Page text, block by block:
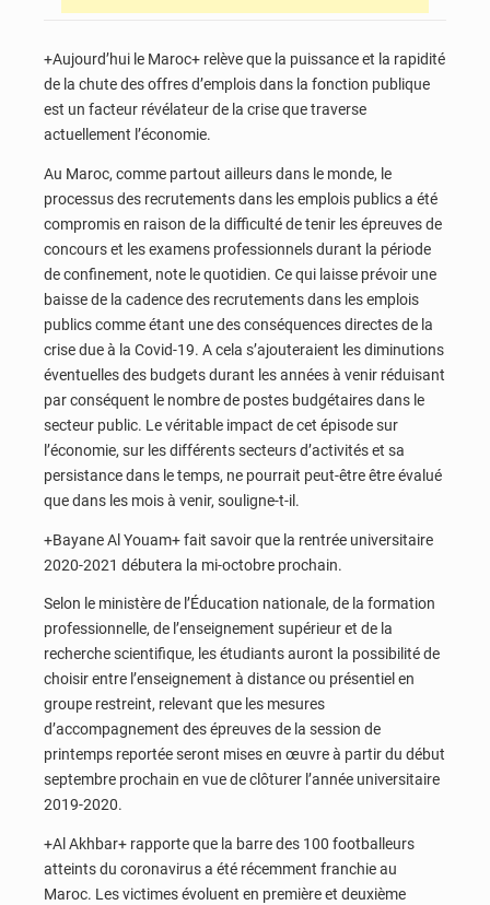
+Aujourd’hui le Maroc+ relève que la puissance et la rapidité
de la chute des offres d’emplois dans la fonction publique
est un facteur révélateur de la crise que traverse
actuellement l’économie.
Au Maroc, comme partout ailleurs dans le monde, le
processus des recrutements dans les emplois publics a été
compromis en raison de la difficulté de tenir les épreuves de
concours et les examens professionnels durant la période
de confinement, note le quotidien. Ce qui laisse prévoir une
baisse de la cadence des recrutements dans les emplois
publics comme étant une des conséquences directes de la
crise due à la Covid-19. A cela s’ajouteraient les diminutions
éventuelles des budgets durant les années à venir réduisant
par conséquent le nombre de postes budgétaires dans le
secteur public. Le véritable impact de cet épisode sur
l’économie, sur les différents secteurs d’activités et sa
persistance dans le temps, ne pourrait peut-être être évalué
que dans les mois à venir, souligne-t-il.
+Bayane Al Youam+ fait savoir que la rentrée universitaire
2020-2021 débutera la mi-octobre prochain.
Selon le ministère de l’Éducation nationale, de la formation
professionnelle, de l’enseignement supérieur et de la
recherche scientifique, les étudiants auront la possibilité de
choisir entre l’enseignement à distance ou présentiel en
groupe restreint, relevant que les mesures
d’accompagnement des épreuves de la session de
printemps reportée seront mises en œuvre à partir du début
septembre prochain en vue de clôturer l’année universitaire
2019-2020.
+Al Akhbar+ rapporte que la barre des 100 footballeurs
atteints du coronavirus a été récemment franchie au
Maroc. Les victimes évoluent en première et deuxième